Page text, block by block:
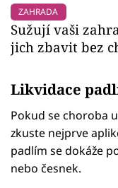
ZAHRADA
Sužují vaši
jich zbavit bez
Likvidace
Pokud se choroba
zkuste nejprve
padlím se dokáže
nebo česnek.